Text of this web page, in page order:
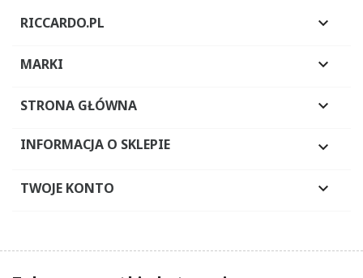
RICCARDO.PL 
MARKI 
STRONA GŁÓWNA 
INFORMACJA O SKLEPIE 
TWOJE KONTO 